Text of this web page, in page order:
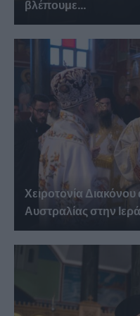
βλέπουμε...
Χειροτονία
Αυστραλίας στην